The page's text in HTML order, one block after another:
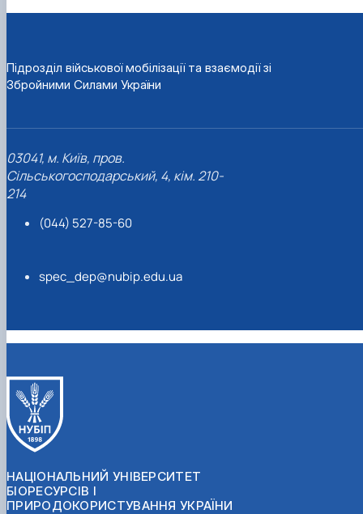
Підрозділ військової мобілізації та взаємодії зі
Збройними Силами України
03041, м. Київ, пров.
Сільськогосподарський, 4, кім. 210-
214
(044) 527-85-60
spec_dep@nubip.edu.ua
НАЦІОНАЛЬНИЙ УНІВЕРСИТЕТ
БІОРЕСУРСІВ І
ПРИРОДОКОРИСТУВАННЯ УКРАЇНИ